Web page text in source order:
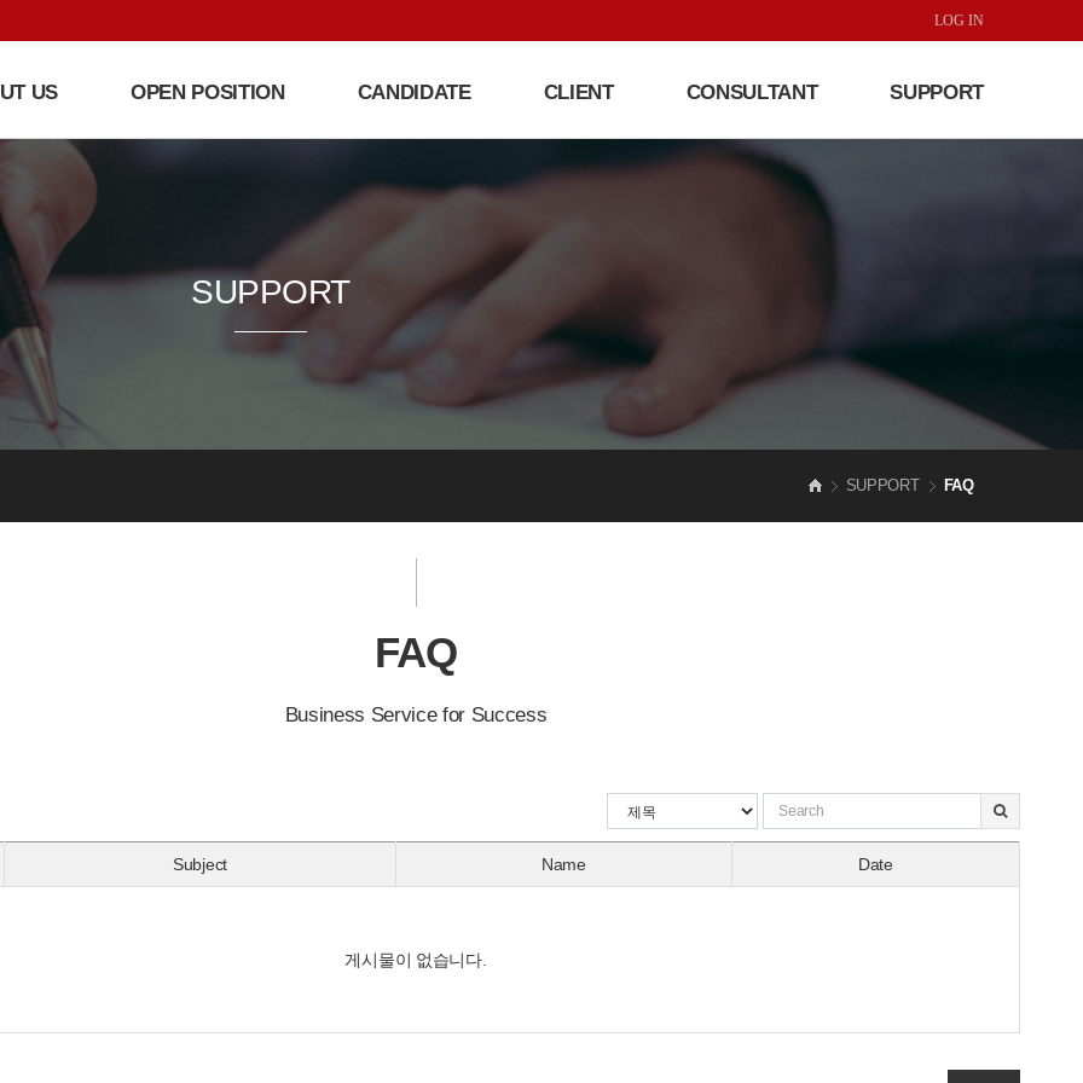
LOG IN
US OPEN POSITION CANDIDATE CLIENT CONSULTANT SUPPORT
SUPPORT FAQ
SUPPORT
FAQ
Business Service for Success
Subject Name Date
게시물이 없습니다.